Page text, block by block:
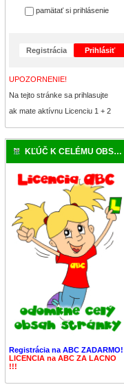
pamätať si prihlásenie
Registrácia Prihlásiť
UPOZORNENIE!
Na tejto stránke sa prihlasujte
ak mate aktívnu Licenciu 1 + 2
KĽÚČ K CELÉMU OBSAHU
Registrácia na ABC ZADARMO!
LICENCIA na ABC ZA LACNO
!!!